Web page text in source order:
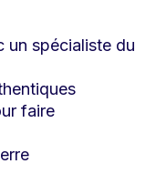
un spécialiste du
faire